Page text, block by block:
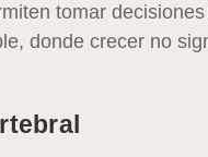
tomar
donde crecer no